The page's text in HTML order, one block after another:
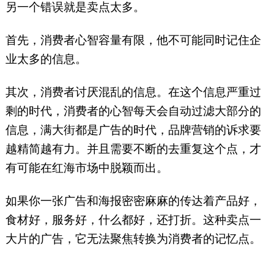
另一个错误就是卖点太多。
首先，消费者心智容量有限，他不可能同时记住企
业太多的信息。
其次，消费者讨厌混乱的信息。在这个信息严重过
剩的时代，消费者的心智每天会自动过滤大部分的
信息，满大街都是广告的时代，品牌营销的诉求要
越精简越有力。并且需要不断的去重复这个点，才
有可能在红海市场中脱颖而出。
如果你一张广告和海报密密麻麻的传达着产品好，
食材好，服务好，什么都好，还打折。这种卖点一
大片的广告，它无法聚焦转换为消费者的记忆点。